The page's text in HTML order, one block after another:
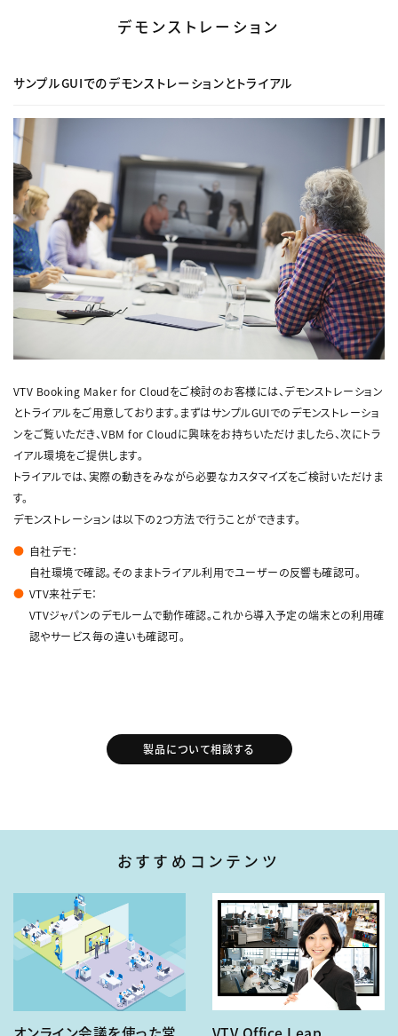
デモンストレーション
サンプルGUIでのデモンストレーションとトライアル
VTV Booking Maker for Cloudをご検討のお客様には、デモンストレーション
とトライアルをご用意しております。まずはサンプルGUIでのデモンストレーショ
ンをご覧いただき、VBM for Cloudに興味をお持ちいただけましたら、次にトラ
イアル環境をご提供します。
トライアルでは、実際の動きをみながら必要なカスタマイズをご検討いただけま
す。
デモンストレーションは以下の2つ方法で行うことができます。
自社デモ：
自社環境で確認。そのままトライアル利用でユーザーの反響も確認可。
VTV来社デモ：
VTVジャパンのデモルームで動作確認。これから導入予定の端末との利用確
認やサービス毎の違いも確認可。
製品について相談する
おすすめコンテンツ